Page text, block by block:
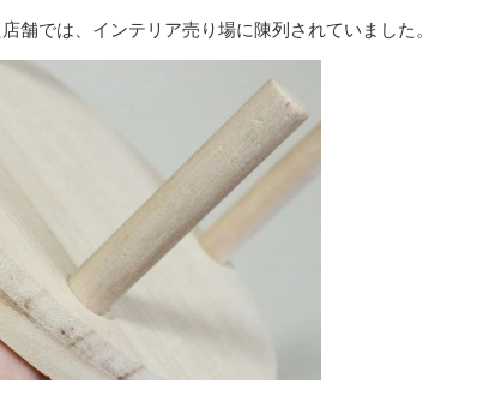
舗では、インテリア売り場に陳列されていました。